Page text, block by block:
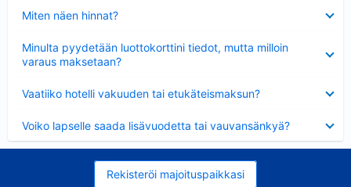
Miten näen hinnat?
Minulta pyydetään luottokorttini tiedot, mutta milloin
varaus maksetaan?
Vaatiiko hotelli vakuuden tai etukäteismaksun?
Voiko lapselle saada lisävuodetta tai vauvansänkyä?
Rekisteröi majoituspaikkasi